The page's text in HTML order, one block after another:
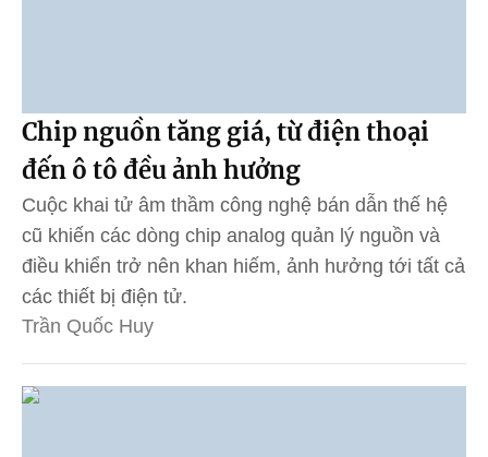
Chip nguồn tăng giá, từ điện thoại
đến ô tô đều ảnh hưởng
Cuộc khai tử âm thầm công nghệ bán dẫn thế hệ
cũ khiến các dòng chip analog quản lý nguồn và
điều khiển trở nên khan hiếm, ảnh hưởng tới tất cả
các thiết bị điện tử.
Trần Quốc Huy